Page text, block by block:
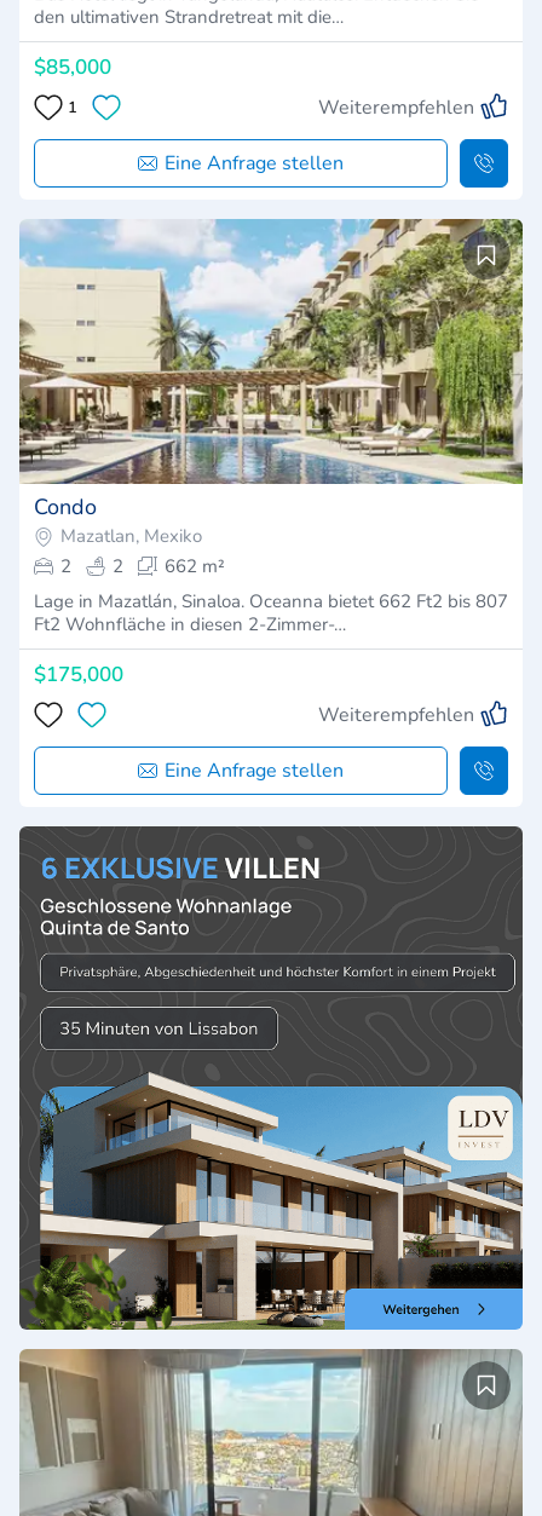
den ultimativen Strandretreat mit die…
$85,000
1 Weiterempfehlen
Eine Anfrage stellen
Condo
Mazatlan, Mexiko
2
2
662 m²
Lage in Mazatlán, Sinaloa. Oceanna bietet 662 Ft2 bis 807
Ft2 Wohnfläche in diesen 2-Zimmer-…
$175,000
Weiterempfehlen
Eine Anfrage stellen